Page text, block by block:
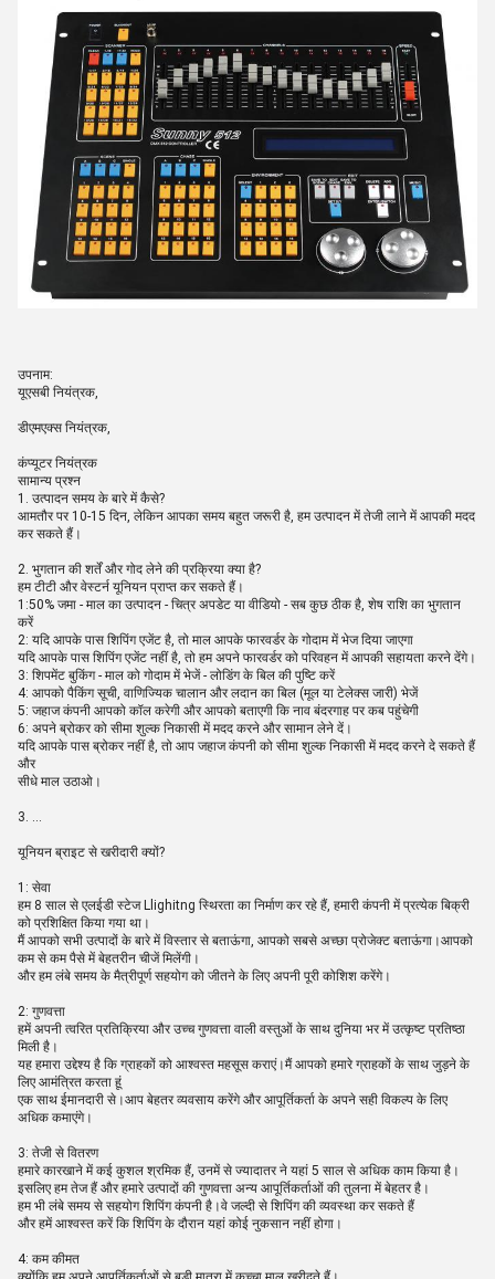
उपनाम:
यूएसबी नियंत्रक,
डीएमएक्स नियंत्रक,
कंप्यूटर नियंत्रक
सामान्य प्रश्न
1. उत्पादन समय के बारे में कैसे?
आमतौर पर 10-15 दिन, लेकिन आपका समय बहुत जरूरी है, हम उत्पादन में तेजी लाने में आपकी मदद
कर सकते हैं।
2. भुगतान की शर्तें और गोद लेने की प्रक्रिया क्या है?
हम टीटी और वेस्टर्न यूनियन प्राप्त कर सकते हैं।
1:50% जमा - माल का उत्पादन - चित्र अपडेट या वीडियो - सब कुछ ठीक है, शेष राशि का भुगतान
करें
2: यदि आपके पास शिपिंग एजेंट है, तो माल आपके फारवर्डर के गोदाम में भेज दिया जाएगा
यदि आपके पास शिपिंग एजेंट नहीं है, तो हम अपने फारवर्डर को परिवहन में आपकी सहायता करने देंगे।
3: शिपमेंट बुकिंग - माल को गोदाम में भेजें - लोडिंग के बिल की पुष्टि करें
4: आपको पैकिंग सूची, वाणिज्यिक चालान और लदान का बिल (मूल या टेलेक्स जारी) भेजें
5: जहाज कंपनी आपको कॉल करेगी और आपको बताएगी कि नाव बंदरगाह पर कब पहुंचेगी
6: अपने ब्रोकर को सीमा शुल्क निकासी में मदद करने और सामान लेने दें।
यदि आपके पास ब्रोकर नहीं है, तो आप जहाज कंपनी को सीमा शुल्क निकासी में मदद करने दे सकते हैं
और
सीधे माल उठाओ।
3. ...
यूनियन ब्राइट से खरीदारी क्यों?
1: सेवा
हम 8 साल से एलईडी स्टेज Llighitng स्थिरता का निर्माण कर रहे हैं, हमारी कंपनी में प्रत्येक बिक्री
को प्रशिक्षित किया गया था।
मैं आपको सभी उत्पादों के बारे में विस्तार से बताऊंगा, आपको सबसे अच्छा प्रोजेक्ट बताऊंगा।आपको
कम से कम पैसे में बेहतरीन चीजें मिलेंगी।
और हम लंबे समय के मैत्रीपूर्ण सहयोग को जीतने के लिए अपनी पूरी कोशिश करेंगे।
2: गुणवत्ता
हमें अपनी त्वरित प्रतिक्रिया और उच्च गुणवत्ता वाली वस्तुओं के साथ दुनिया भर में उत्कृष्ट प्रतिष्ठा
मिली है।
यह हमारा उद्देश्य है कि ग्राहकों को आश्वस्त महसूस कराएं।मैं आपको हमारे ग्राहकों के साथ जुड़ने के
लिए आमंत्रित करता हूं
एक साथ ईमानदारी से।आप बेहतर व्यवसाय करेंगे और आपूर्तिकर्ता के अपने सही विकल्प के लिए
अधिक कमाएंगे।
3: तेजी से वितरण
हमारे कारखाने में कई कुशल श्रमिक हैं, उनमें से ज्यादातर ने यहां 5 साल से अधिक काम किया है।
इसलिए हम तेज हैं और हमारे उत्पादों की गुणवत्ता अन्य आपूर्तिकर्ताओं की तुलना में बेहतर है।
हम भी लंबे समय से सहयोग शिपिंग कंपनी है।वे जल्दी से शिपिंग की व्यवस्था कर सकते हैं
और हमें आश्वस्त करें कि शिपिंग के दौरान यहां कोई नुकसान नहीं होगा।
4: कम कीमत